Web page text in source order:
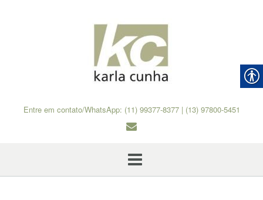
Entre em contato/WhatsApp: (11) 99377-8377 | (13) 97800-5451